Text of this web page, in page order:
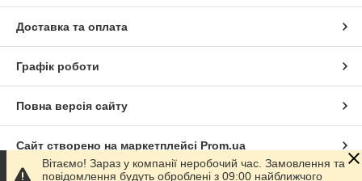
Доставка та оплата
Графік роботи
Повна версія сайту
Сайт створено на маркетплейсі Prom.ua
Вітаємо! Зараз у компанії неробочий час. Замовлення та
повідомлення будуть оброблені з 09:00 найближчого